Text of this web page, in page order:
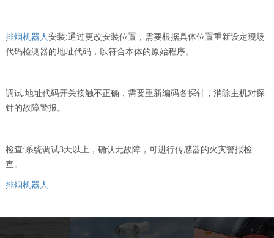
排烟机器人安装:通过更改安装位置，需要根据具体位置重新设定现场
代码检测器的地址代码，以符合本体的原始程序。
调试:地址代码开关接触不正确，需要重新编码各探针，消除主机对探
针的故障警报。
检查:系统调试3天以上，确认无故障，可进行传感器的火灾警报检
查。
排烟机器人